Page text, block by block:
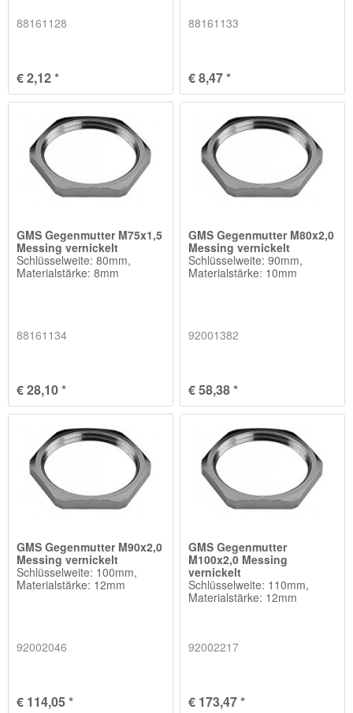
88161128
€ 2,12 *
88161133
€ 8,47 *
GMS Gegenmutter M75x1,5
Messing vernickelt
Schlüsselweite: 80mm,
Materialstärke: 8mm
88161134
€ 28,10 *
GMS Gegenmutter M80x2,0
Messing vernickelt
Schlüsselweite: 90mm,
Materialstärke: 10mm
92001382
€ 58,38 *
GMS Gegenmutter M90x2,0
Messing vernickelt
Schlüsselweite: 100mm,
Materialstärke: 12mm
92002046
€ 114,05 *
GMS Gegenmutter
M100x2,0 Messing
vernickelt
Schlüsselweite: 110mm,
Materialstärke: 12mm
92002217
€ 173,47 *